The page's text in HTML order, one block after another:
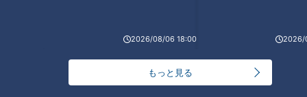
2026/08/06 18:00 2026/
もっと見る
り！深い情報を知り尽くしたマニアたちと共に知られざる魅力と驚
間！毎週水曜午後7:00～放送。